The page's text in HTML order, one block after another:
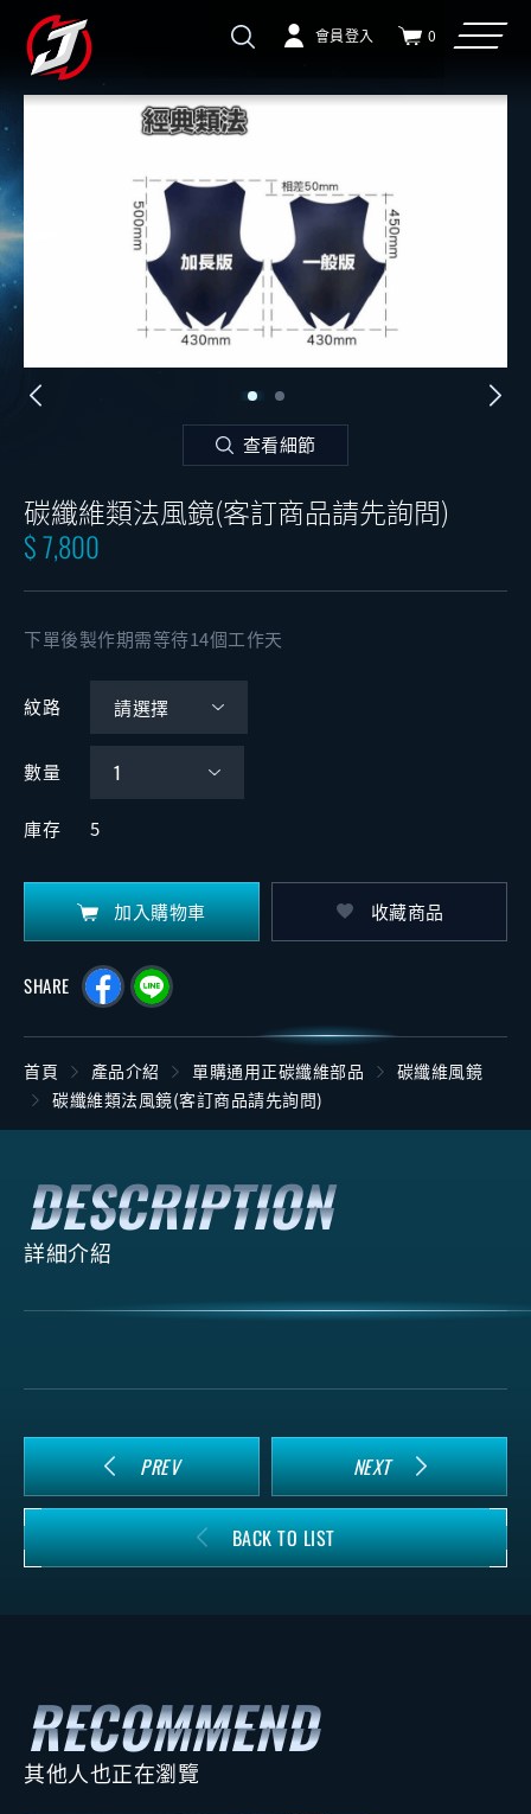
會員登入 0
查看細節
碳纖維類法風鏡(客訂商品請先詢問)
$ 7,800
下單後製作期需等待14個工作天
紋路
數量
庫存 5
加入購物車 收藏商品
SHARE
首頁 產品介紹 單購通用正碳纖維部品
碳纖維風鏡
碳纖維類法風鏡(客訂商品請先詢問)
詳細介紹
PREV NEXT
BACK TO LIST
其他人也正在瀏覽